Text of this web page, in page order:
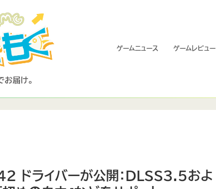
ゲームニュース ゲームレビュー
ライバーが公開：DLSS3.5およ